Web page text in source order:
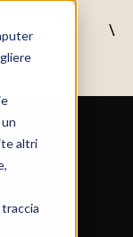
altri
\